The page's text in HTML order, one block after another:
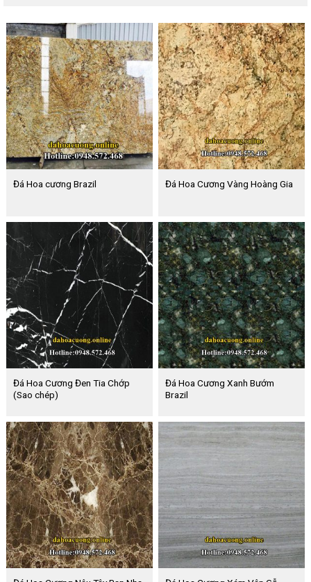
Đá Hoa cương Brazil Đá Hoa Cương Vàng Hoàng Gia
Đá Hoa Cương Đen Tia Chớp
(Sao chép)
Đá Hoa Cương Xanh Bướm
Brazil